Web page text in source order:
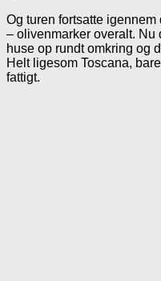
Og turen fortsatte
– olivenmarker overalt.
huse op rundt omkring og
Helt ligesom Toscana,
fattigt.